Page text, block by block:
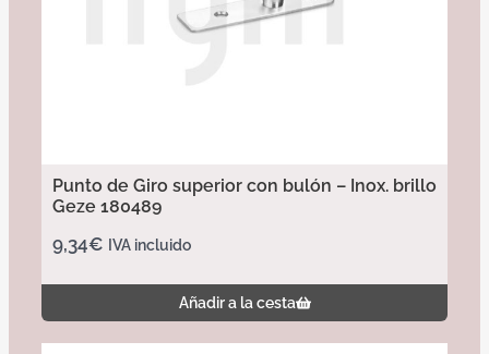
Punto de Giro superior con bulón – Inox. brillo
Geze 180489
9,34€ IVA incluido
Añadir a la cesta